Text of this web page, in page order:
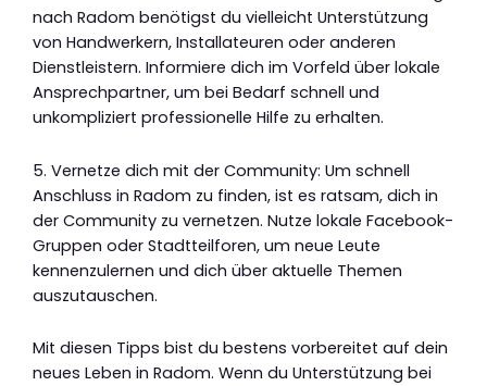
nach Radom benötigst du vielleicht Unterstützung
von Handwerkern, Installateuren oder anderen
Dienstleistern. Informiere dich im Vorfeld über lokale
Ansprechpartner, um bei Bedarf schnell und
unkompliziert professionelle Hilfe zu erhalten.
5. Vernetze dich mit der Community: Um schnell
Anschluss in Radom zu finden, ist es ratsam, dich in
der Community zu vernetzen. Nutze lokale Facebook-
Gruppen oder Stadtteilforen, um neue Leute
kennenzulernen und dich über aktuelle Themen
auszutauschen.
Mit diesen Tipps bist du bestens vorbereitet auf dein
neues Leben in Radom. Wenn du Unterstützung bei